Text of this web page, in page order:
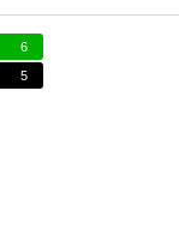
6
5